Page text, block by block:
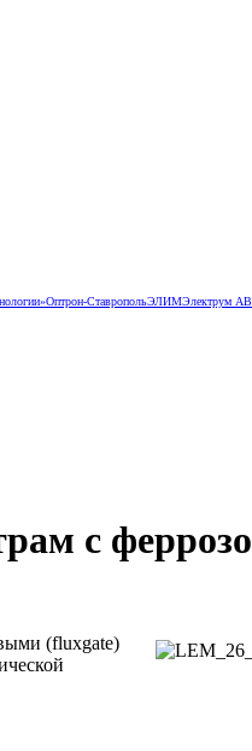
Оптрон-СтавропольЭЛИМЭлектрум АВ
с
(fluxgate)